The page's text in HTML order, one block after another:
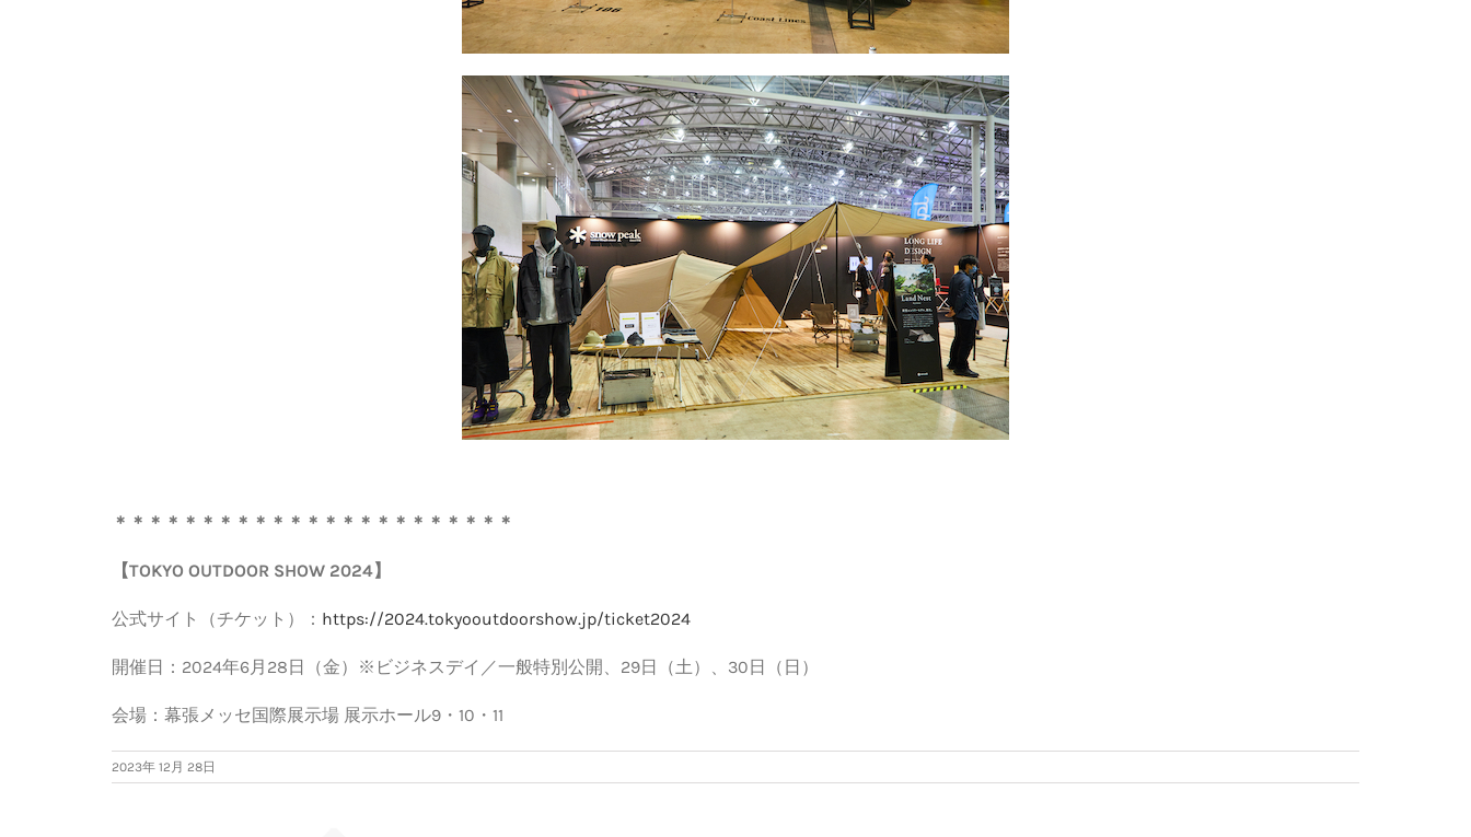
＊＊＊＊＊＊＊＊＊＊＊＊＊＊＊＊＊＊＊＊＊＊＊
【TOKYO OUTDOOR SHOW 2024】
公式サイト（チケット）： https://2024.tokyooutdoorshow.jp/ticket2024
開催日： 2024年6月 28日（金）※ビジネスデイ／一般特別公開、 29日（土）、 30日（日）
会場：幕張メッセ国際展示場 展示ホール9・10・11
2023年 12月 28日